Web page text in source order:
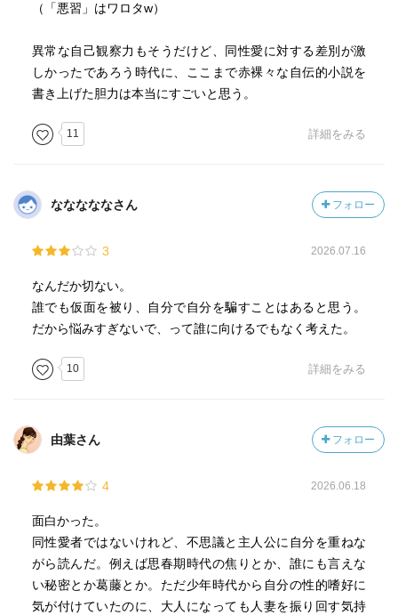
（「悪習」はワロタw）
異常な自己観察力もそうだけど、同性愛に対する差別が激
しかったであろう時代に、ここまで赤裸々な自伝的小説を
書き上げた胆力は本当にすごいと思う。
11 詳細をみる
なななななさん フォロー
3 2026.07.16
なんだか切ない。
誰でも仮面を被り、自分で自分を騙すことはあると思う。
だから悩みすぎないで、って誰に向けるでもなく考えた。
10 詳細をみる
由葉さん フォロー
4 2026.06.18
面白かった。
同性愛者ではないけれど、不思議と主人公に自分を重ねな
がら読んだ。例えば思春期時代の焦りとか、誰にも言えな
い秘密とか葛藤とか。ただ少年時代から自分の性的嗜好に
気が付けていたのに、大人になっても人妻を振り回す気持